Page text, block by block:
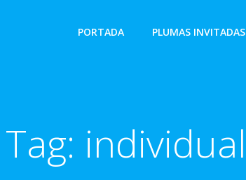
PORTADA PLUMAS INVITADAS
Tag: